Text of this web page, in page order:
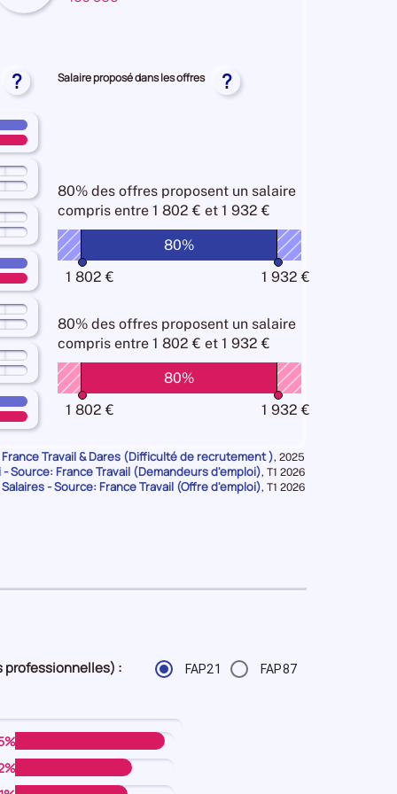
? Salaire proposé dans les offres ?
80% des offresproposent un salaire
compris entre 1 802 € et 1 932 €
80%
1 802 €
1 932 €
80% des offresproposent un salaire
compris entre 1 802 € et 1 932 €
80%
1 802 €
1 932 €
Travail & Dares (Difficulté de recrutement ), Données
pour
la
2025
Source: France Travail (Demandeurs d'emploi), Données
pour
T1 2026
- Source: France Travail (Offre d'emploi), Données
T1 2026
professionnelles) : FAP21 FAP87